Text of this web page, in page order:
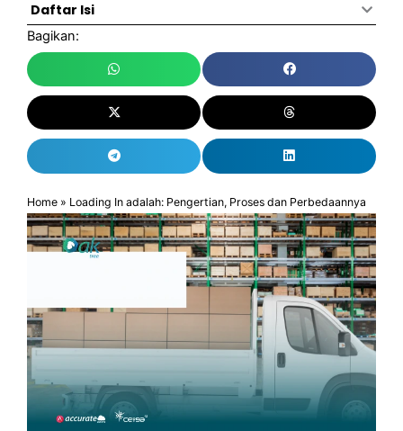
Daftar Isi
Bagikan:
Home » Loading In adalah: Pengertian, Proses dan Perbedaannya